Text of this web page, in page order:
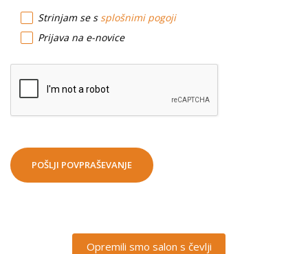
Strinjam se s splošnimi pogoji
Prijava na e-novice
POŠLJI POVPRAŠEVANJE
Opremili smo salon s čevlji